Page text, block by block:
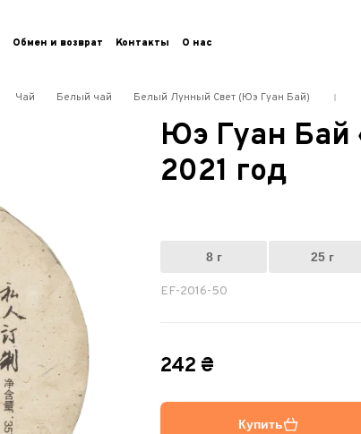
Обмен и возврат Контакты О нас
Чай Белый чай Белый Лунный Свет (Юэ Гуан Бай)
Юэ Гуан
2021 год
8 г 25 г
EF-2016-50
242 ₴
Купить